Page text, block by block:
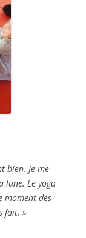
bien. Je me
lune. Le yoga
moment des
fait. »